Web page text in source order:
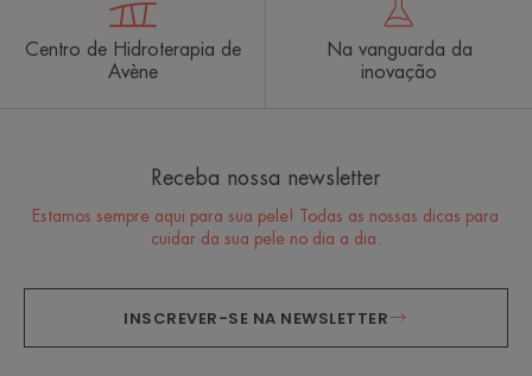
Centro de Hidroterapia de
Avène
Na vanguarda da
inovação
Receba nossa newsletter
Estamos sempre aqui para sua pele! Todas as nossas dicas para
cuidar da sua pele no dia a dia.
INSCREVER-SE NA NEWSLETTER